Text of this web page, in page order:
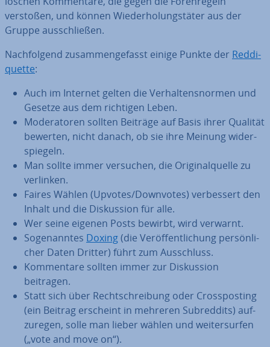
verstoßen, und können Wie­der­ho­lungs­tä­ter aus der
Gruppe aus­schlie­ßen.
Nach­fol­gend zu­sam­men­ge­fasst einige Punkte der Red­di­
quet­te:
Auch im Internet gelten die Ver­hal­tens­nor­men und
Gesetze aus dem richtigen Leben.
Mo­de­ra­to­ren sollten Beiträge auf Basis ihrer Qualität
bewerten, nicht danach, ob sie ihre Meinung wi­der­
spie­geln.
Man sollte immer versuchen, die Ori­gi­nal­quel­le zu
verlinken.
Faires Wählen (Upvotes/Downvotes) ver­bes­sert den
Inhalt und die Dis­kus­si­on für alle.
Wer seine eigenen Posts bewirbt, wird verwarnt.
So­ge­nann­tes Doxing(die Ver­öf­fent­li­chung per­sön­li­
cher Daten Dritter) führt zum Aus­schluss.
Kom­men­ta­re sollten immer zur Dis­kus­si­on
beitragen.
Statt sich über Recht­schrei­bung oder Cross­pos­ting
(ein Beitrag erscheint in mehreren Subred­dits) auf­
zu­re­gen, solle man lieber wählen und wei­ter­sur­fen
(„vote and move on“).